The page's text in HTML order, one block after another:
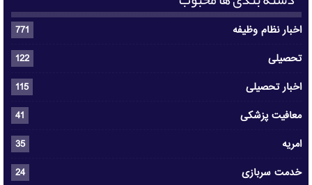
اخبار نظام وظیفه
771
تحصیلی
122
اخبار تحصیلی
115
معافیت پزشکی
41
امریه
35
خدمت سربازی
24